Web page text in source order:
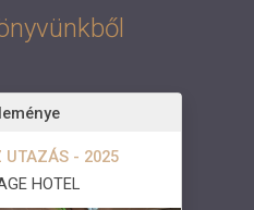
UTAZÁS - 2025
HOTEL